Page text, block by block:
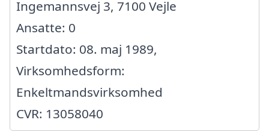
Ingemannsvej 3, 7100 Vejle
Ansatte: 0
Startdato: 08. maj 1989,
Virksomhedsform:
Enkeltmandsvirksomhed
CVR: 13058040